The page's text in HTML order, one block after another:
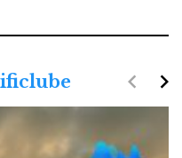
navigate_next
navigate_before